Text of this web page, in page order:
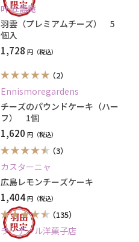
叶 匠壽庵
羽雲（プレミアムチーズ） 5
個入
1,728 円
（2）
Ennismoregardens
チーズのパウンドケーキ（ハー
フ） 1個
1,620 円
（3）
カスターニャ
広島レモンチーズケーキ
1,404円
（135）
ラ・テール洋菓子店